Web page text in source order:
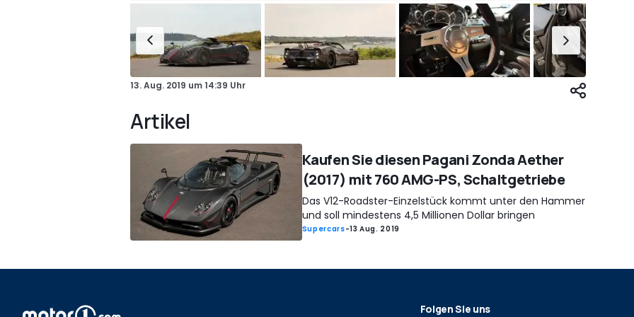
13. Aug. 2019 um14:39 Uhr
Artikel
Kaufen Sie diesen Pagani Zonda Aether
(2017) mit 760 AMG-PS, Schaltgetriebe
Das V12-Roadster-Einzelstück kommt unter den Hammer
und soll mindestens 4,5 Millionen Dollar bringen
Supercars-13 Aug. 2019
Folgen Sie uns